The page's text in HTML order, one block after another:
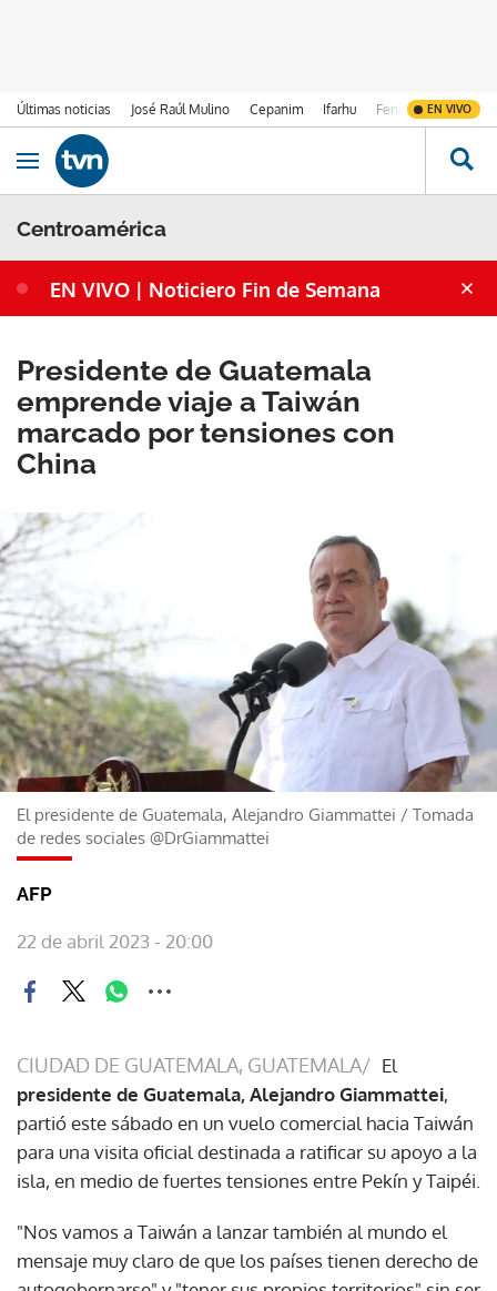
Últimas noticias José Raúl Mulino Cepanim Ifarhu Fenómeno de El
EN VIVO
Ir al contenido
Obrir navegació
Centroamérica
EN VIVO | Noticiero Fin de Semana
Presidente de Guatemala
emprende viaje a Taiwán
marcado por tensiones con
China
El presidente de Guatemala, Alejandro Giammattei / Tomada
de redes sociales @DrGiammattei
AFP
22 de abril 2023 - 20:00
CIUDAD DE GUATEMALA, GUATEMALA/ El
presidente de Guatemala, Alejandro Giammattei,
partió este sábado en un vuelo comercial hacia Taiwán
para una visita oficial destinada a ratificar su apoyo a la
isla, en medio de fuertes tensiones entre Pekín y Taipéi.
"Nos vamos a Taiwán a lanzar también al mundo el
mensaje muy claro de que los países tienen derecho de